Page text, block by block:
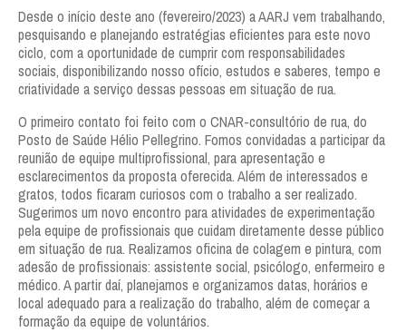
Desde o início deste ano (fevereiro/2023) a AARJ vem trabalhando,
pesquisando e planejando estratégias eficientes para este novo
ciclo, com a oportunidade de cumprir com responsabilidades
sociais, disponibilizando nosso ofício, estudos e saberes, tempo e
criatividade a serviço dessas pessoas em situação de rua.
O primeiro contato foi feito com o CNAR-consultório de rua, do
Posto de Saúde Hélio Pellegrino. Fomos convidadas a participar da
reunião de equipe multiprofissional, para apresentação e
esclarecimentos da proposta oferecida. Além de interessados e
gratos, todos ficaram curiosos com o trabalho a ser realizado.
Sugerimos um novo encontro para atividades de experimentação
pela equipe de profissionais que cuidam diretamente desse público
em situação de rua. Realizamos oficina de colagem e pintura, com
adesão de profissionais: assistente social, psicólogo, enfermeiro e
médico. A partir daí, planejamos e organizamos datas, horários e
local adequado para a realização do trabalho, além de começar a
formação da equipe de voluntários.